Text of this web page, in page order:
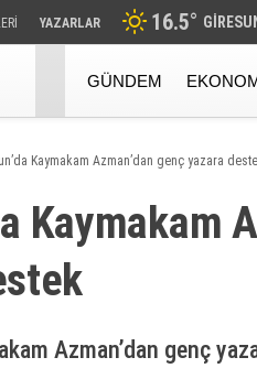
YAZARLAR 16.5°
GÜNDEM
Kaymakam Azman’dan genç yazara
Kaymakam
Azman’dan genç